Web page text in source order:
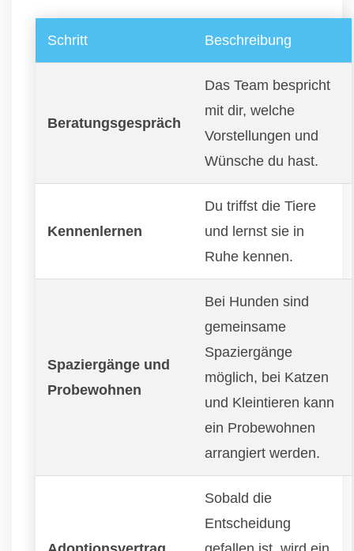
Schritt Beschreibung
Beratungsgespräch
Das Team bespricht
mit dir, welche
Vorstellungen und
Wünsche du hast.
Kennenlernen
Du triffst die Tiere
und lernst sie in
Ruhe kennen.
Spaziergänge und
Probewohnen
Bei Hunden sind
gemeinsame
Spaziergänge
möglich, bei Katzen
und Kleintieren kann
ein Probewohnen
arrangiert werden.
Sobald die
Entscheidung